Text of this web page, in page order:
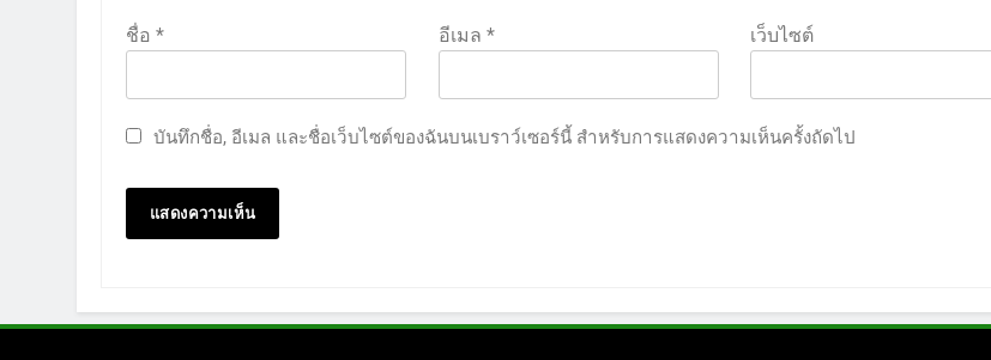
ชื่อ * อีเมล * เว็บไซต์
บันทึกชื่อ, อีเมล และชื่อเว็บไซต์ของฉันบนเบราว์เซอร์นี้ สำหรับการแสดงความเห็นครั้งถัดไป